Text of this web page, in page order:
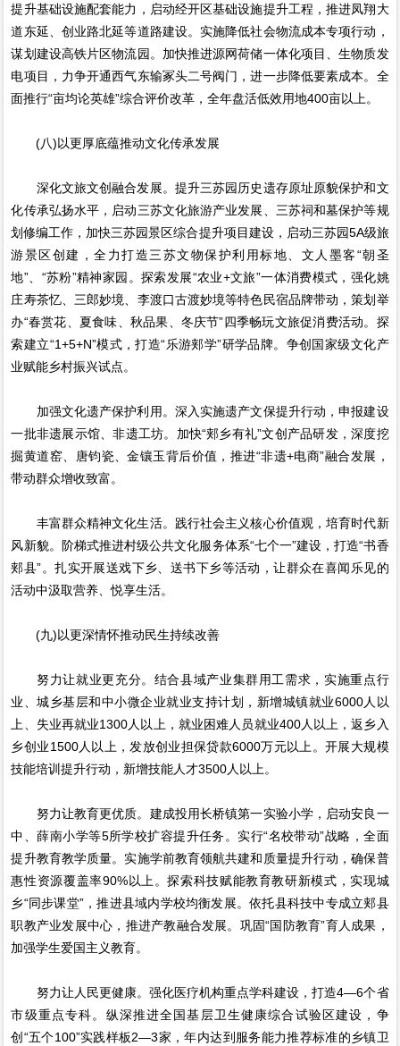
提升基础设施配套能力，启动经开区基础设施提升工程，推进凤翔大
道东延、创业路北延等道路建设。实施降低社会物流成本专项行动，
谋划建设高铁片区物流园。加快推进源网荷储一体化项目、生物质发
电项目，力争开通西气东输冢头二号阀门，进一步降低要素成本。全
面推行“亩均论英雄”综合评价改革，全年盘活低效用地400亩以上。
(八)以更厚底蕴推动文化传承发展
深化文旅文创融合发展。提升三苏园历史遗存原址原貌保护和文
化传承弘扬水平，启动三苏文化旅游产业发展、三苏祠和墓保护等规
划修编工作，加快三苏园景区综合提升项目建设，启动三苏园5A级旅
游景区创建，全力打造三苏文物保护利用标地、文人墨客“朝圣
地”、“苏粉”精神家园。探索发展“农业+文旅”一体消费模式，强化姚
庄寿茶忆、三郎妙境、李渡口古渡妙境等特色民宿品牌带动，策划举
办“春赏花、夏食味、秋品果、冬庆节”四季畅玩文旅促消费活动。探
索建立“1+5+N”模式，打造“乐游郏学”研学品牌。争创国家级文化产
业赋能乡村振兴试点。
加强文化遗产保护利用。深入实施遗产文保提升行动，申报建设
一批非遗展示馆、非遗工坊。加快“郏乡有礼”文创产品研发，深度挖
掘黄道窑、唐钧瓷、金镶玉背后价值，推进“非遗+电商”融合发展，
带动群众增收致富。
丰富群众精神文化生活。践行社会主义核心价值观，培育时代新
风新貌。阶梯式推进村级公共文化服务体系“七个一”建设，打造“书香
郏县”。扎实开展送戏下乡、送书下乡等活动，让群众在喜闻乐见的
活动中汲取营养、悦享生活。
(九)以更深情怀推动民生持续改善
努力让就业更充分。结合县域产业集群用工需求，实施重点行
业、城乡基层和中小微企业就业支持计划，新增城镇就业6000人以
上、失业再就业1300人以上，就业困难人员就业400人以上，返乡入
乡创业1500人以上，发放创业担保贷款6000万元以上。开展大规模
技能培训提升行动，新增技能人才3500人以上。
努力让教育更优质。建成投用长桥镇第一实验小学，启动安良一
中、薛南小学等5所学校扩容提升任务。实行“名校带动”战略，全面
提升教育教学质量。实施学前教育领航共建和质量提升行动，确保普
惠性资源覆盖率90%以上。探索科技赋能教育教研新模式，实现城
乡“同步课堂”，推进县域内学校均衡发展。依托县科技中专成立郏县
职教产业发展中心，推进产教融合发展。巩固“国防教育”育人成果，
加强学生爱国主义教育。
努力让人民更健康。强化医疗机构重点学科建设，打造4—6个省
市级重点专科。纵深推进全国基层卫生健康综合试验区建设，争
创“五个100”实践样板2—3家，年内达到服务能力推荐标准的乡镇卫